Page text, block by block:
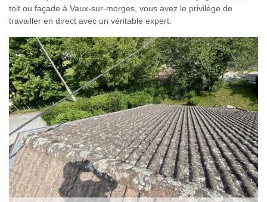
toit ou façade à Vaux-sur-morges, vous avez le privilège de
travailler en direct avec un véritable expert.